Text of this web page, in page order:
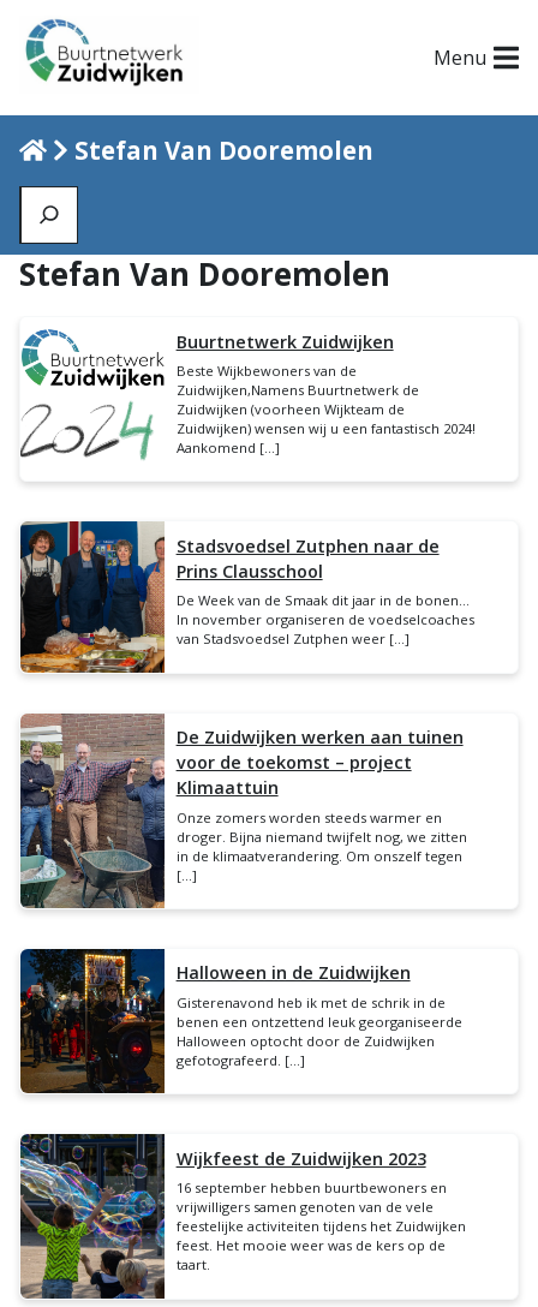
Menu
HomeStefan Van Dooremolen
Zoeken
Stefan Van Dooremolen
Buurtnetwerk Zuidwijken
Beste Wijkbewoners van de
Zuidwijken,Namens Buurtnetwerk de
Zuidwijken (voorheen Wijkteam de
Zuidwijken) wensen wij u een fantastisch 2024!
Aankomend […]
Stadsvoedsel Zutphen naar de
Prins Clausschool
De Week van de Smaak dit jaar in de bonen…
In november organiseren de voedselcoaches
van Stadsvoedsel Zutphen weer […]
De Zuidwijken werken aan tuinen
voor de toekomst – project
Klimaattuin
Onze zomers worden steeds warmer en
droger. Bijna niemand twijfelt nog, we zitten
in de klimaatverandering. Om onszelf tegen
[…]
Halloween in de Zuidwijken
Gisterenavond heb ik met de schrik in de
benen een ontzettend leuk georganiseerde
Halloween optocht door de Zuidwijken
gefotografeerd. […]
Wijkfeest de Zuidwijken 2023
16 september hebben buurtbewoners en
vrijwilligers samen genoten van de vele
feestelijke activiteiten tijdens het Zuidwijken
feest. Het mooie weer was de kers op de
taart.